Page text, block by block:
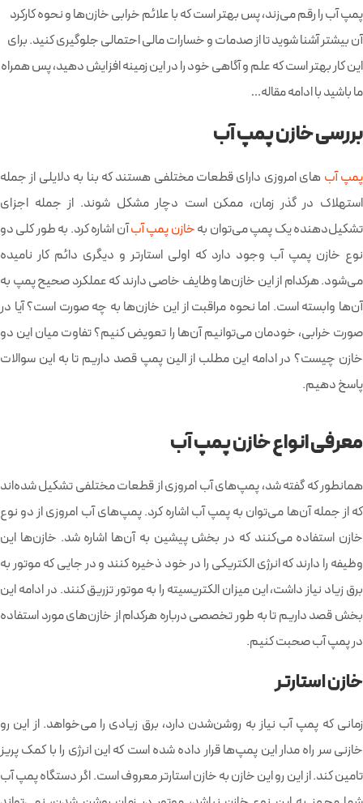
پمپ آب را رقم می‌زند، پس بهتر است که با علائم خرابی خازن‌ها و نحوه کارکرد
آن بیشتر آشنا شوید تا از صدمات و خسارات مالی احتمالی جلوگیری کنید. برای
این کار بهتر است که علم و آگاهی خود را در این زمینه افزایش دهید، پس همراه
ما باشید با ادامه مقاله…
بررسی خازن پمپ آب
پمپ‌ آب های امروزی دارای قطعات مختلفی هستند که بنا به دلایلی از جمله
استهلاک در گذر زمان، ممکن است دچار مشکل شوند. از جمله اجزای
تشکیل‌دهنده یک پمپ می‌توان بهخازن پمپ آبآن اشاره کرد. به طور کلی دو
نوع خازن پمپ آب وجود دارد که اولی استارتر و دیگری دائم کار نامیده
می‌شود. هرکدام از این خازن‌ها وظایف خاصی دارند که عملکرد صحیح پمپ به
آن‌ها وابسته است. اما نحوه مراقبت از این خازن‌ها به چه صورت است؟ آیا در
صورت خرابی، خودمان می‌توانیم آن‌ها را تعویض کنیم؟ تفاوت میان این دو
خازن چیست؟ در ادامه این مطلب از الین پمپ قصد داریم تا به این سوالات
پاسخ دهیم.
معرفی انواع خازن پمپ آب
همانطور که گفته شد، پمپ‌های آب امروزی از قطعات مختلفی تشکیل شده‌اند
که از جمله آن‌ها می‌توان به پمپ آب اشاره کرد. پمپ‌های آب امروزی از دو نوع
خازن استفاده می‌کنند که در بخش پیشین به آن‌ها اشاره شد. خازن‌ها این
وظیفه را دارند که انرژی الکتریکی را در خود ذخیره کنند و در جایی که موتور به
برق زیاد نیاز داشت، این میزان الکتریسیته را به موتور تزریق کنند. در ادامه این
بخش قصد داریم تا به طور تخصصی درباره هرکدام از خازن‌های مورد استفاده
در پمپ آب صحبت کنیم.
خازن استارتر
زمانی که پمپ آب نیاز به روشن‌شدن دارد، برق زیادی را می‌خواهد. از این رو
خازنی سر راه مدار این پمپ‌ها قرار داده شده است که این انرژی را با کمک پریز
تامین کند. از این رو این خازن به خازن استارتر معروف است. اگر دستگاه پمپ آب